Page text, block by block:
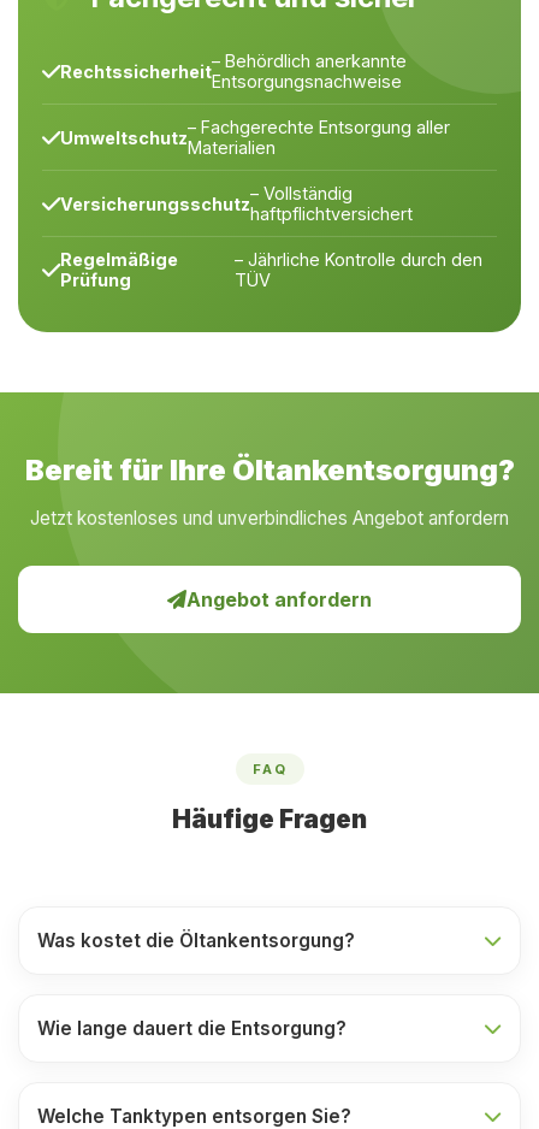
Rechtssicherheit– Behördlich anerkannte
Entsorgungsnachweise
Umweltschutz– Fachgerechte Entsorgung aller
Materialien
Versicherungsschutz– Vollständig
haftpflichtversichert
Regelmäßige
Prüfung
– Jährliche Kontrolle durch den
TÜV
Bereit für Ihre Öltankentsorgung?
Jetzt kostenloses und unverbindliches Angebot anfordern
Angebot anfordern
FAQ
Häufige Fragen
Was kostet die Öltankentsorgung?
Wie lange dauert die Entsorgung?
Welche Tanktypen entsorgen Sie?